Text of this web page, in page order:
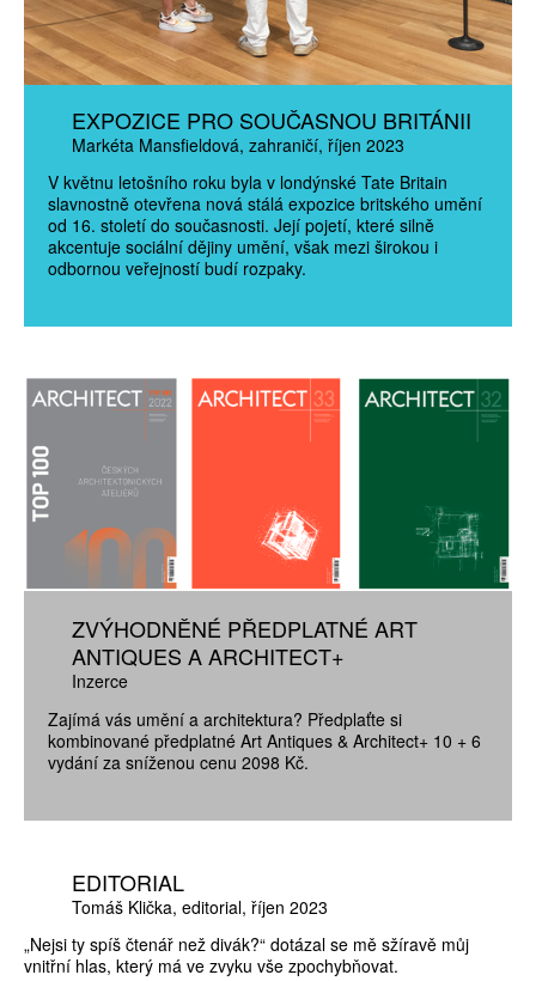
EXPOZICE PRO SOUČASNOU BRITÁNII
Markéta Mansfieldová zahraničí říjen 2023
V květnu letošního roku byla v londýnské Tate Britain
slavnostně otevřena nová stálá expozice britského umění
od 16. století do současnosti. Její pojetí, které silně
akcentuje sociální dějiny umění, však mezi širokou i
odbornou veřejností budí rozpaky.
ZVÝHODNĚNÉ PŘEDPLATNÉ ART
ANTIQUES A ARCHITECT+
Inzerce
Zajímá vás umění a architektura? Předplaťte si
kombinované předplatné Art Antiques & Architect+ 10 + 6
vydání za sníženou cenu 2098 Kč.
EDITORIAL
Tomáš Klička editorial říjen 2023
„Nejsi ty spíš čtenář než divák?“ dotázal se mě sžíravě můj
vnitřní hlas, který má ve zvyku vše zpochybňovat.